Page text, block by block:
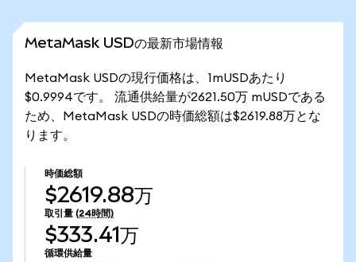
MetaMask USDの最新市場情報
MetaMask USDの現行価格は、1mUSDあたり
$0.9994です。 流通供給量が2621.50万 mUSDである
ため、MetaMask USDの時価総額は$2619.88万とな
ります。
時価総額
$2619.88万
取引量 (24時間)
$333.41万
循環供給量